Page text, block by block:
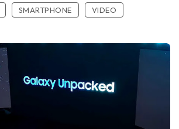
SMARTPHONE VIDEO